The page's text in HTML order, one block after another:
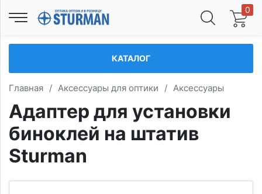
0
КАТАЛОГ
Главная / Аксессуары для оптики / Аксессуары
Адаптер для установки
биноклей на штатив
Sturman